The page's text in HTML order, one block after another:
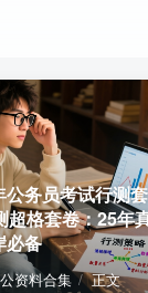
务员考试行测
超格套卷：25年
必备
资料合集 正文